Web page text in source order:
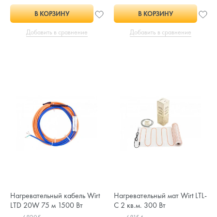
В КОРЗИНУ
Добавить в сравнение
В КОРЗИНУ
Добавить в сравнение
Нагревательный кабель Wirt
LTD 20W 75 м 1500 Вт
Нагревательный мат Wirt LTL-
C 2 кв.м. 300 Вт